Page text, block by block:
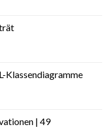
Klassendiagramme
| 49